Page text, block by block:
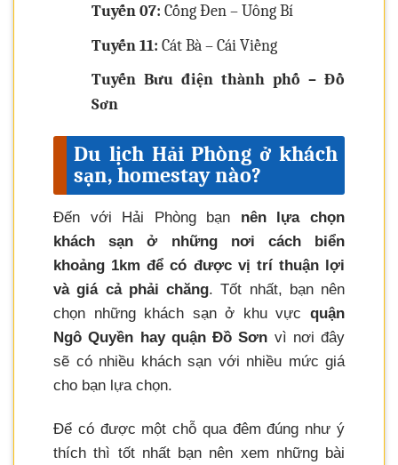
Tuyến 07: Cống Đen – Uông Bí
Tuyến 11: Cát Bà – Cái Viềng
Tuyến Bưu điện thành phố – Đồ
Sơn
Du lịch Hải Phòng ở khách
sạn, homestay nào?
Đến với Hải Phòng bạn nên lựa chọn
khách sạn ở những nơi cách biển
khoảng 1km để có được vị trí thuận lợi
và giá cả phải chăng. Tốt nhất, bạn nên
chọn những khách sạn ở khu vực quận
Ngô Quyền hay quận Đồ Sơn vì nơi đây
sẽ có nhiều khách sạn với nhiều mức giá
cho bạn lựa chọn.
Để có được một chỗ qua đêm đúng như ý
thích thì tốt nhất bạn nên xem những bài